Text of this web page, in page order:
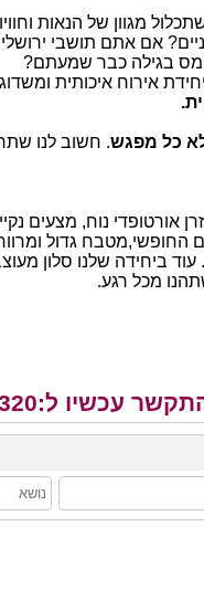
מגוון של הנאות
אם אתם תושבי
בגילה כבר שמעתם?
אירוח איכותית
כל מפגש. חשוב לנו
אורטופדי נוח, מצעים
גדול
ביחידה שלנו סלון
מכל רגע.
עכשיו ל:052-9097320